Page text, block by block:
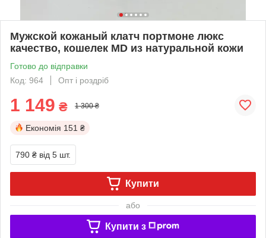
Мужской кожаный клатч портмоне люкс
качество, кошелек MD из натуральной кожи
Готово до відправки
Код: 964
Опт і роздріб
1 149 ₴ 1 300 ₴
Економія 151 ₴
790 ₴ від 5 шт.
Купити
або
Купити з